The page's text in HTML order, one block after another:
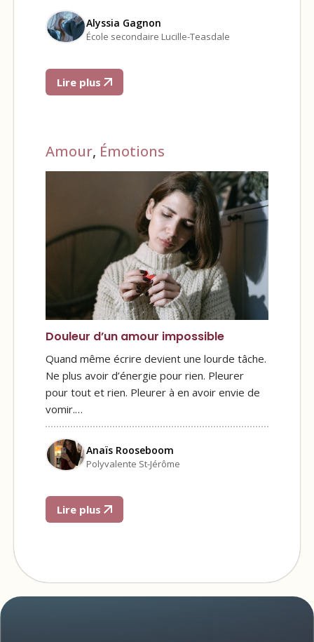
Alyssia Gagnon
École secondaire Lucille-Teasdale
Lire plus
Amour, Émotions
Douleur d’un amour impossible
Quand même écrire devient une lourde tâche.
Ne plus avoir d’énergie pour rien. Pleurer
pour tout et rien. Pleurer à en avoir envie de
vomir.…
Anaïs Rooseboom
Polyvalente St-Jérôme
Lire plus